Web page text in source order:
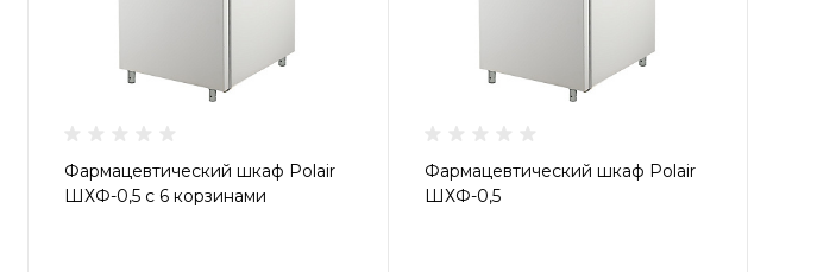
Фармацевтический шкаф Polair
ШХФ-0,5 с 6 корзинами
Фармацевтический шкаф Polair
ШХФ-0,5